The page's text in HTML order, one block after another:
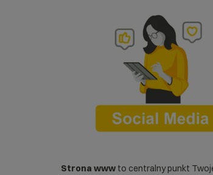
Strona www to centralny punkt